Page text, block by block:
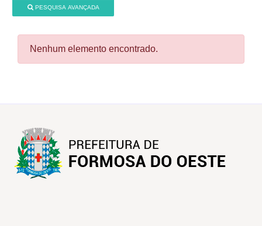
PESQUISA AVANÇADA
Nenhum elemento encontrado.